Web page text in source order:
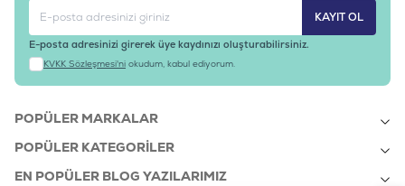
KAYIT OL
E-posta adresinizi girerek üye kaydınızı oluşturabilirsiniz.
KVKK Sözleşmesi'ni okudum, kabul ediyorum.
POPÜLER MARKALAR
POPÜLER KATEGORILER
EN POPÜLER BLOG YAZILARIMIZ